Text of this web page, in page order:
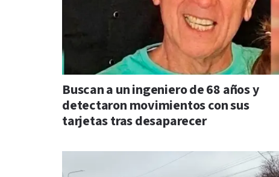
Buscan a un ingeniero de 68 años y
detectaron movimientos con sus
tarjetas tras desaparecer